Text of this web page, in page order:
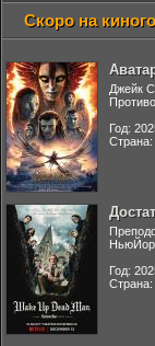
Скоро на киного
Джейк
Год:
Год: